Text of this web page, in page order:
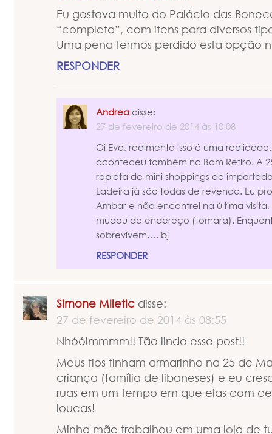
Eu gostava muito do Palácio das
“completa”, com itens para diversos
Uma pena termos perdido esta opção
RESPONDER
Andrea disse:
27 de fevereiro de 2014 às 10:08
Oi Eva, realmente isso é uma
aconteceu também no Bom Retiro. A
repleta de mini shoppings de
Ladeira já são todas de revenda. Eu
Ambar e não encontrei na última
mudou de endereço (tomara).
sobrevivem…. bj
RESPONDER
Simone Miletic disse:
27 de fevereiro de 2014 às 08:55
Nhóóimmmm!! Tão lindo esse post!!
Meus tios tinham armarinho na 25 de
criança (família de libaneses) e eu
ruas em um tempo em que elas com
loucas!
Minha mãe trabalhou em uma loja de